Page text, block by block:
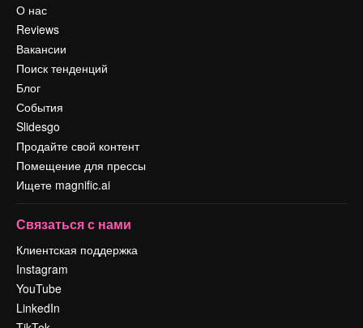
О нас
Reviews
Вакансии
Поиск тенденций
Блог
События
Slidesgo
Продайте свой контент
Помещение для прессы
Ищете magnific.ai
Связаться с нами
Клиентская поддержка
Instagram
YouTube
LinkedIn